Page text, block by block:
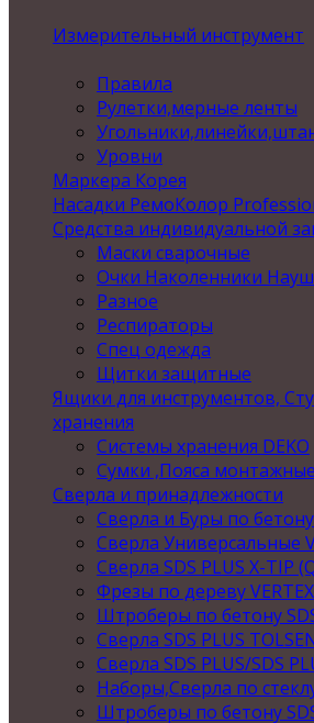
Измерительный инструмент
Правила
Рулетки,мерные ленты
Уровни
Маркера Корея
Насадки РемоКолор
Средства индивидуальной
Маски сварочные
Очки Наколенники
Разное
Респираторы
Спец одежда
Щитки защитные
Ящики для инструментов,
хранения
Системы хранения DEKO
Сумки ,Пояса монтажные
Сверла и принадлежности
Сверла и Буры по бетону
Сверла Универсальные
Сверла SDS PLUS X-TIP
Фрезы по дереву
Штроберы по бетону
Сверла SDS PLUS
Сверла SDS PLUS/SDS
Наборы,Сверла по
Штроберы по бетону